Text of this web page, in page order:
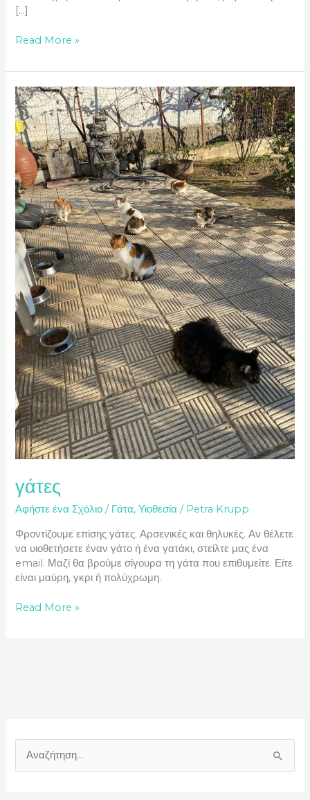
[…]
Read More »
γάτες
Αφήστε ένα Σχόλιο / Γάτα,Υιοθεσία / Petra Krupp
Φροντίζουμε επίσης γάτες. Αρσενικές και θηλυκές. Αν θέλετε
να υιοθετήσετε έναν γάτο ή ένα γατάκι, στείλτε μας ένα
email. Μαζί θα βρούμε σίγουρα τη γάτα που επιθυμείτε. Είτε
είναι μαύρη, γκρι ή πολύχρωμη.
γάτες
Read More »